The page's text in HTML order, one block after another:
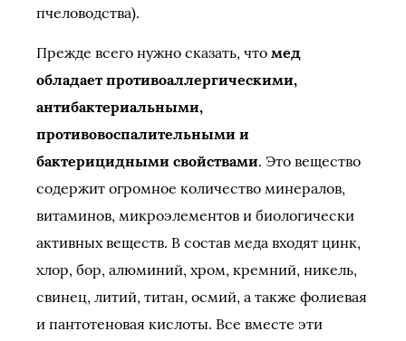
пчеловодства).
Прежде всего нужно сказать, что мед
обладает противоаллергическими,
антибактериальными,
противовоспалительными и
бактерицидными свойствами. Это вещество
содержит огромное количество минералов,
витаминов, микроэлементов и биологически
активных веществ. В состав меда входят цинк,
хлор, бор, алюминий, хром, кремний, никель,
свинец, литий, титан, осмий, а также фолиевая
и пантотеновая кислоты. Все вместе эти